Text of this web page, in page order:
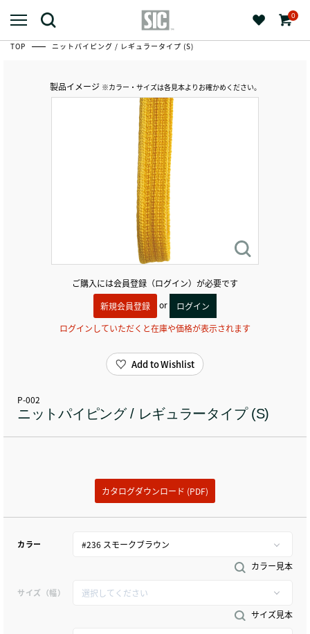
0
TOP ニットパイピング / レギュラータイプ (S)
製品イメージ ※カラー・サイズは各見本よりお確かめください。
ご購入には会員登録（ログイン）が必要です
新規会員登録
or
ログイン
ログインしていただくと在庫や価格が表示されます
P-002
ニットパイピング / レギュラータイプ (S)
カタログダウンロード (PDF)
カラー
カラー見本
サイズ（幅）
サイズ見本
Add to Wishlist